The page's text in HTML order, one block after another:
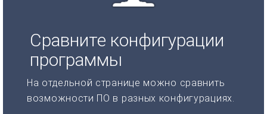
Сравните конфигурации
программы
На отдельной странице можно сравнить
возможности ПО в разных конфигурациях.